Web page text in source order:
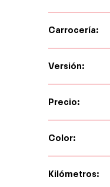
Carrocería:
Versión:
Precio:
Color:
Kilómetros: